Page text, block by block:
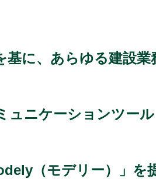
に、あらゆる建設
ュニケーションツー
（モデリー）」を